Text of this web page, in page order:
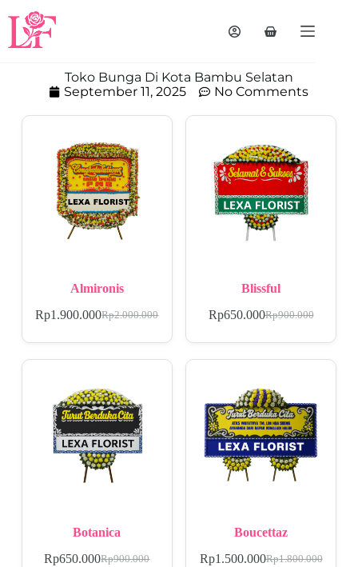
Toko Bunga Di Kota Bambu Selatan
September 11, 2025
No Comments
Almironis
Rp2.000.000
Rp1.900.000
Blissful
Rp900.000
Rp650.000
Botanica
Rp900.000
Rp650.000
Boucettaz
Rp1.800.000
Rp1.500.000